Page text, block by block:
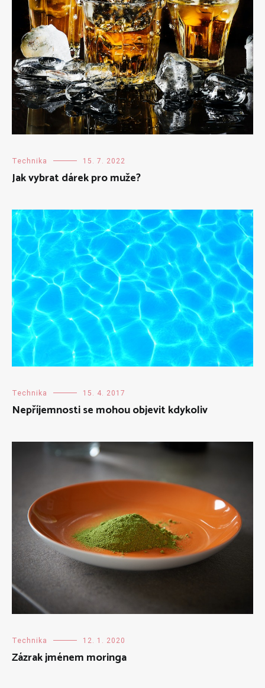
Technika 15. 7. 2022
Jak vybrat dárek pro muže?
Technika 15. 4. 2017
Nepříjemnosti se mohou objevit kdykoliv
Technika 12. 1. 2020
Zázrak jménem moringa